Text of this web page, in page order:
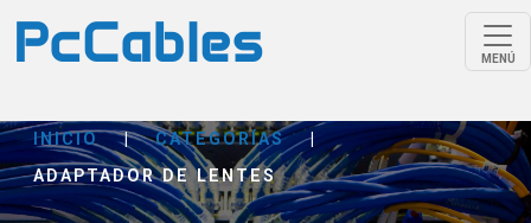
MENÚ
INICIO | CATEGORÍAS
|
ADAPTADOR DE LENTES